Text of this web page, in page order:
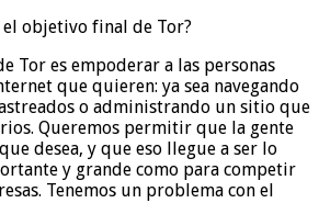
objetivo final de Tor?
Tor es empoderar a las personas
que quieren: ya sea navegando
o administrando un sitio que
Queremos permitir que la gente
desea, y que eso llegue a ser lo
y grande como para competir
Tenemos un problema con el